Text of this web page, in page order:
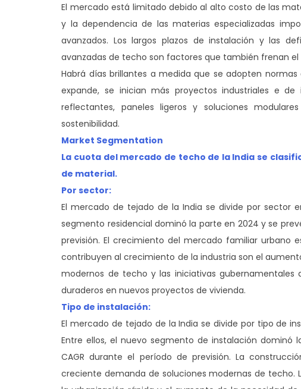
El mercado está limitado debido al alto costo de las
y la dependencia de las materias especializadas
avanzados. Los largos plazos de instalación y las
avanzadas de techo son factores que también frenan el
Habrá días brillantes a medida que se adopten
expande, se inician más proyectos industriales e
reflectantes, paneles ligeros y soluciones
sostenibilidad.
Market Segmentation
La cuota del mercado de techo de la India se
de material.
Por sector:
El mercado de tejado de la India se divide por sector
segmento residencial dominó la parte en 2024 y se
previsión. El crecimiento del mercado familiar urbano
contribuyen al crecimiento de la industria son el
modernos de techo y las iniciativas
duraderos en nuevos proyectos de vivienda.
Tipo de instalación:
El mercado de tejado de la India se divide por tipo de
Entre ellos, el nuevo segmento de instalación
CAGR durante el período de previsión. La
creciente demanda de soluciones modernas de techo.